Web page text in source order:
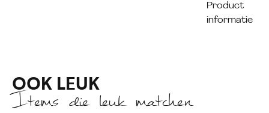
Product
informatie
OOK LEUK
Items die leuk matchen